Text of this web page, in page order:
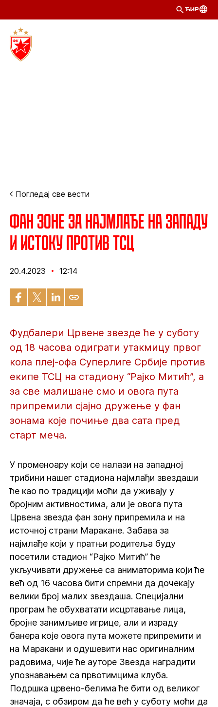
ЋИР
Погледај све вести
Фан зоне за најмлађе на западу
и истоку против ТСЦ
20.4.2023 12:14
Фудбалери Црвене звезде ће у суботу
од 18 часова одиграти утакмицу првог
кола плеј-офа Суперлиге Србије против
екипе ТСЦ на стадиону “Рајко Митић”, а
за све малишане смо и овога пута
припремили сјајно дружење у фан
зонама које почиње два сата пред
старт меча.
У променоару који се налази на западној
трибини нашег стадиона најмлађи звездаши
ће као по традицији моћи да уживају у
бројним активностима, али је овога пута
Црвена звезда фан зону припремила и на
источној страни Маракане. Забава за
најмлађе који у пратњи родитеља буду
посетили стадион “Рајко Митић” ће
укључивати дружење са аниматорима који ће
већ од 16 часова бити спремни да дочекају
велики број малих звездаша. Специјални
програм ће обухватати исцртавање лица,
бројне занимљиве игрице, али и израду
банера које овога пута можете припремити и
на Маракани и одушевити нас оригиналним
радовима, чије ће ауторе Звезда наградити
упознавањем са првотимцима клуба.
Подршка црвено-белима ће бити од великог
значаја, с обзиром да ће већ у суботу моћи да